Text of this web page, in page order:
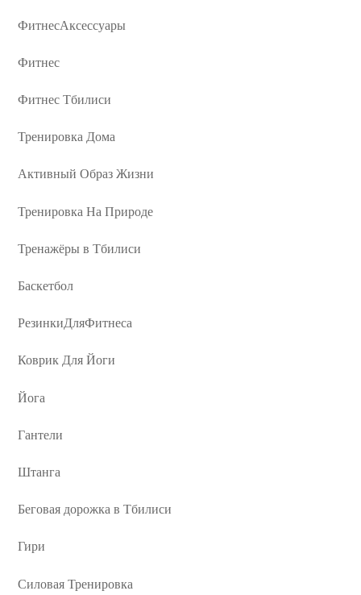
ФитнесАксессуары
Фитнес
Фитнес Тбилиси
Тренировка Дома
Активный Образ Жизни
Тренировка На Природе
Тренажёры в Тбилиси
Баскетбол
РезинкиДляФитнеса
Коврик Для Йоги
Йога
Гантели
Штанга
Беговая дорожка в Тбилиси
Гири
Силовая Тренировка